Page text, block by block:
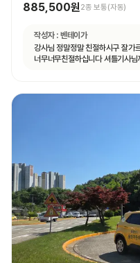
885,500원2종 보통(자동)
작성자 : 벤테이가
강사님 정말정말 친절하시구 잘가
너무너무친절하십니다 셔틀기사